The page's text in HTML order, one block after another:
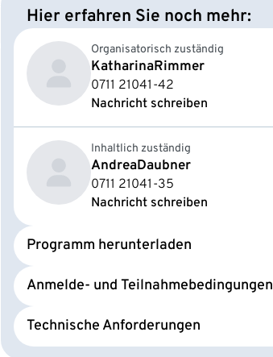
Hier erfahren Sie noch mehr:
Organisatorisch zuständig
KatharinaRimmer
0711 21041-42
Nachricht schreiben
Inhaltlich zuständig
AndreaDaubner
0711 21041-35
Nachricht schreiben
Programm herunterladen
Anmelde- und Teilnahmebedingungen
Technische Anforderungen